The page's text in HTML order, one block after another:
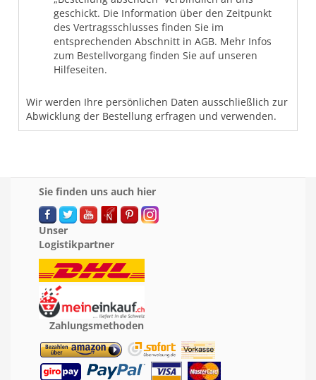
geschickt. Die Information über den Zeitpunkt
des Vertragsschlusses finden Sie im
entsprechenden Abschnitt in AGB. Mehr Infos
zum Bestellvorgang finden Sie auf unseren
Hilfeseiten.
Wir werden Ihre persönlichen Daten ausschließlich zur
Abwicklung der Bestellung erfragen und verwenden.
Sie finden uns auch hier
Unser
Logistikpartner
Zahlungsmethoden